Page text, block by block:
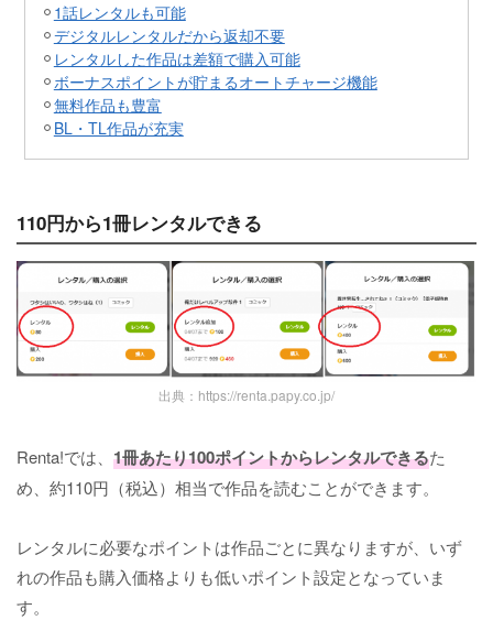
1話レンタルも可能
デジタルレンタルだから返却不要
レンタルした作品は差額で購入可能
ボーナスポイントが貯まるオートチャージ機能
無料作品も豊富
BL・TL作品が充実
110円から1冊レンタルできる
出典：https://renta.papy.co.jp/
Renta!では、 1冊あたり100ポイントからレンタルできるた
め、約110円（税込）相当で作品を読むことができます。
レンタルに必要なポイントは作品ごとに異なりますが、いず
れの作品も購入価格よりも低いポイント設定となっていま
す。